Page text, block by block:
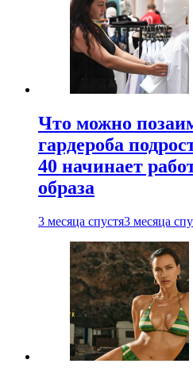
Что можно
гардероба
40 начинает
образа
3 месяца спустя3 месяца